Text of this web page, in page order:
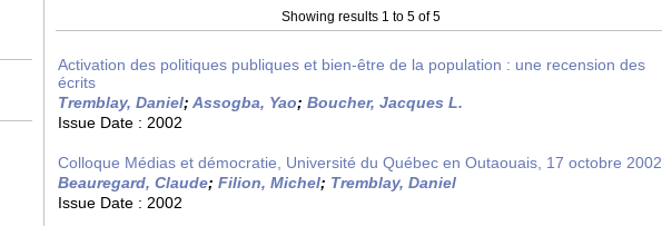
Showing results 1 to 5 of 5
Activation des politiques publiques et bien-être de la population : une recension des
écrits
Tremblay, Daniel; Assogba, Yao; Boucher, Jacques L.
Issue Date : 2002
Colloque Médias et démocratie, Université du Québec en Outaouais, 17 octobre 2002
Beauregard, Claude; Filion, Michel; Tremblay, Daniel
Issue Date : 2002